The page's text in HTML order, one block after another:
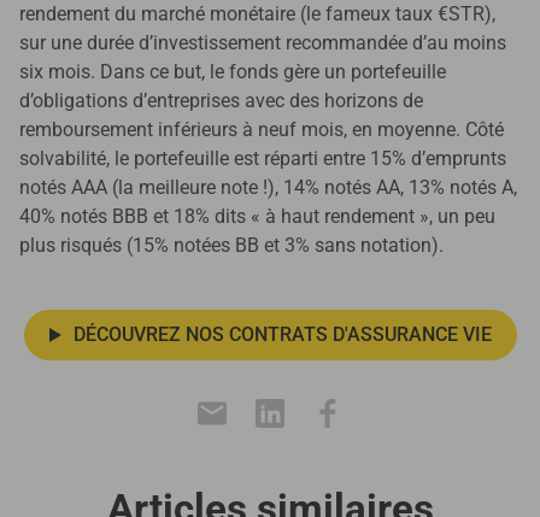
rendement du marché monétaire (le fameux taux €STR),
sur une durée d’investissement recommandée d’au moins
six mois. Dans ce but, le fonds gère un portefeuille
d’obligations d’entreprises avec des horizons de
remboursement inférieurs à neuf mois, en moyenne. Côté
solvabilité, le portefeuille est réparti entre 15% d’emprunts
notés AAA (la meilleure note !), 14% notés AA, 13% notés A,
40% notés BBB et 18% dits « à haut rendement », un peu
plus risqués (15% notées BB et 3% sans notation).
DÉCOUVREZ NOS CONTRATS D'ASSURANCE VIE